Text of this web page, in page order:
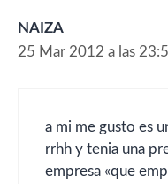
NAIZA
25 Mar 2012 a las
a mi me gusto es
rrhh y tenia una
empresa «que